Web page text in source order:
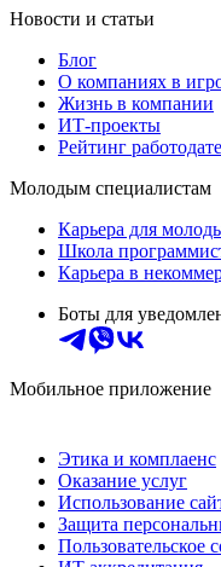
Новости и статьи
Блог
О компаниях в
Жизнь в компании
ИТ-проекты
Рейтинг
Молодым специалистам
Карьера для
Школа
Карьера в
Боты для
Мобильное приложение
Этика и комплаенс
Оказание услуг
Использование
Защита
Пользовательское